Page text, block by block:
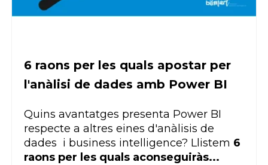
6 raons per les quals apostar per
l'anàlisi de dades amb Power BI
Quins avantatges presenta Power BI
respecte a altres eines d'anàlisis de
dades i business intelligence? Llistem 6
raons per les quals aconseguiràs...